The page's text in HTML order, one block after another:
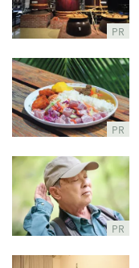
PR
PR
PR